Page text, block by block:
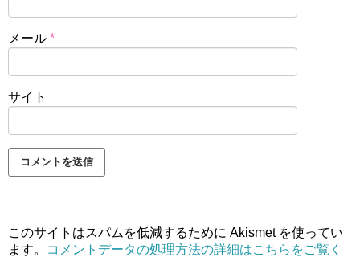
メール *
サイト
このサイトはスパムを低減するために Akismet を使ってい
ます。
コメントデータの処理方法の詳細はこちらをご覧く